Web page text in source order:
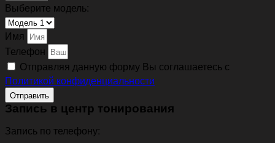
Выберите модель:
Имя
Телефон
Отправляя данную форму Вы соглашаетесь с
Политикой конфиденциальности
Отправить
Запись в центр тонирования
Запись по телефону: